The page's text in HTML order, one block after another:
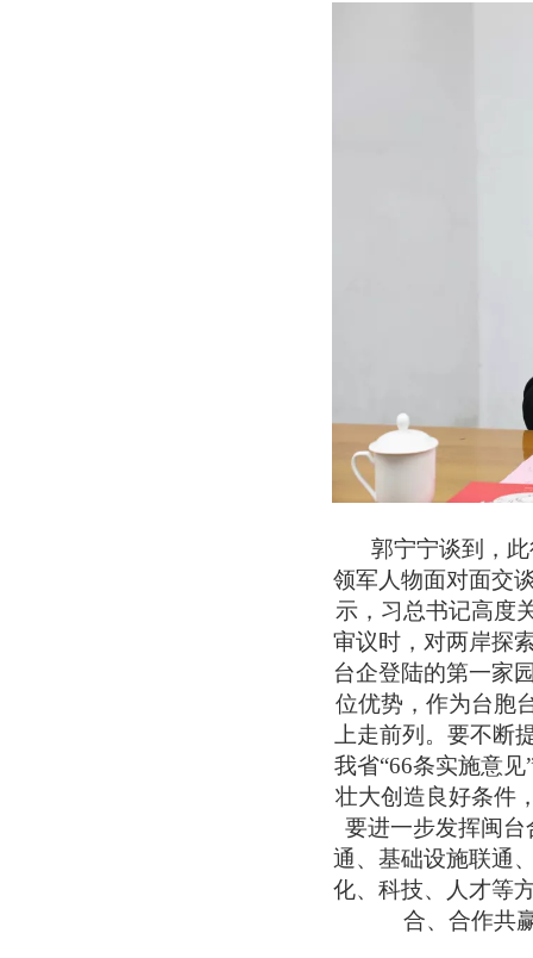
郭宁宁谈到，此
领军人物面对面交
示，习总书记高度
审议时，对两岸探
台企登陆的第一家
位优势，作为台胞
上走前列。要不断
我省“66条实施意
壮大创造良好条件
要进一步发挥闽
通、基础设施联通
化、科技、人才等
合、合作共